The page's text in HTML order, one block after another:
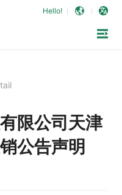
Hello!
限公司天津
公告声明